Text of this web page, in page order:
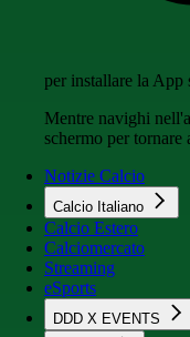
per installare la App
Mentre navighi
schermo per tornare
Notizie Calcio
Calcio Italiano
Calcio Estero
Calciomercato
Streaming
eSports
DDD X EVENTS